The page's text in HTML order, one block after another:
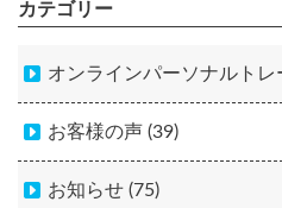
カテゴリー
オンラインパーソナルトレ
お客様の声 (39)
お知らせ (75)